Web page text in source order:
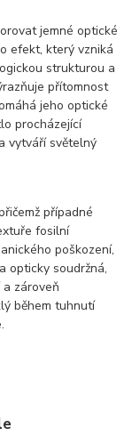
jemné optické
efekt, který vzniká
strukturou a
přítomnost
jeho optické
procházející
vytváří světelný
případné
fosilní
poškození,
opticky soudržná,
zároveň
během tuhnutí